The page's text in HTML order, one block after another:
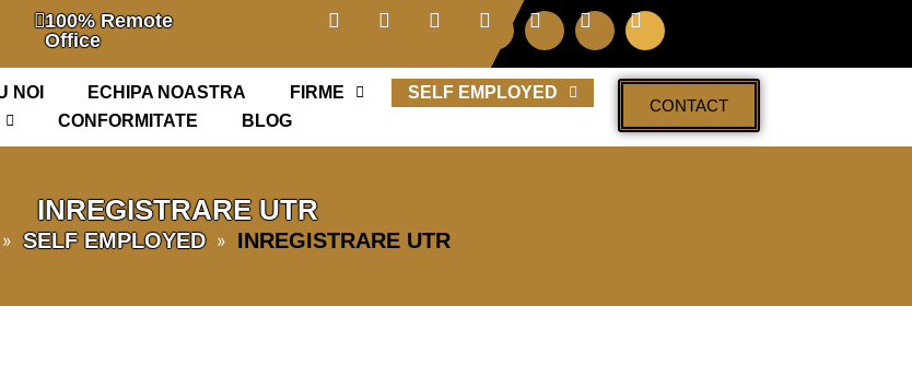
100% Remote
Office
NOI ECHIPA NOASTRA FIRME
SELF EMPLOYED
CONFORMITATE BLOG
CONTACT
INREGISTRARE UTR
» SELF EMPLOYED » INREGISTRARE UTR